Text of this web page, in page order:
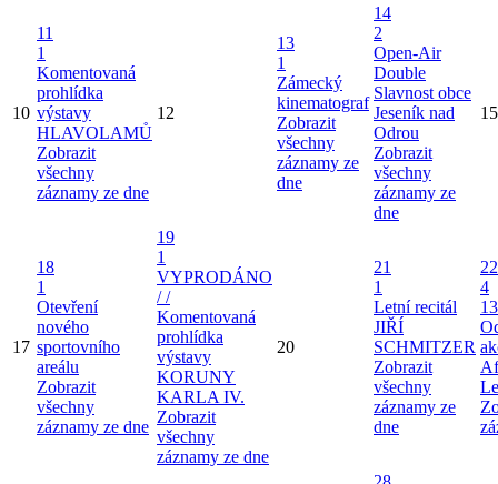
10
11
1
Komentovaná
prohlídka
výstavy
HLAVOLAMŮ
Zobrazit
všechny
záznamy ze dne
12
13
1
Zámecký
kinematograf
Zobrazit
všechny
záznamy ze
dne
14
2
Open-Air
Double
Slavnost obce
Jeseník nad
Odrou
Zobrazit
všechny
záznamy ze
dne
15
17
18
1
Otevření
nového
sportovního
areálu
Zobrazit
všechny
záznamy ze dne
19
1
VYPRODÁNO
/ /
Komentovaná
prohlídka
výstavy
KORUNY
KARLA IV.
Zobrazit
všechny
záznamy ze dne
20
21
1
Letní recitál
JIŘÍ
SCHMITZER
Zobrazit
všechny
záznamy ze
dne
22
4